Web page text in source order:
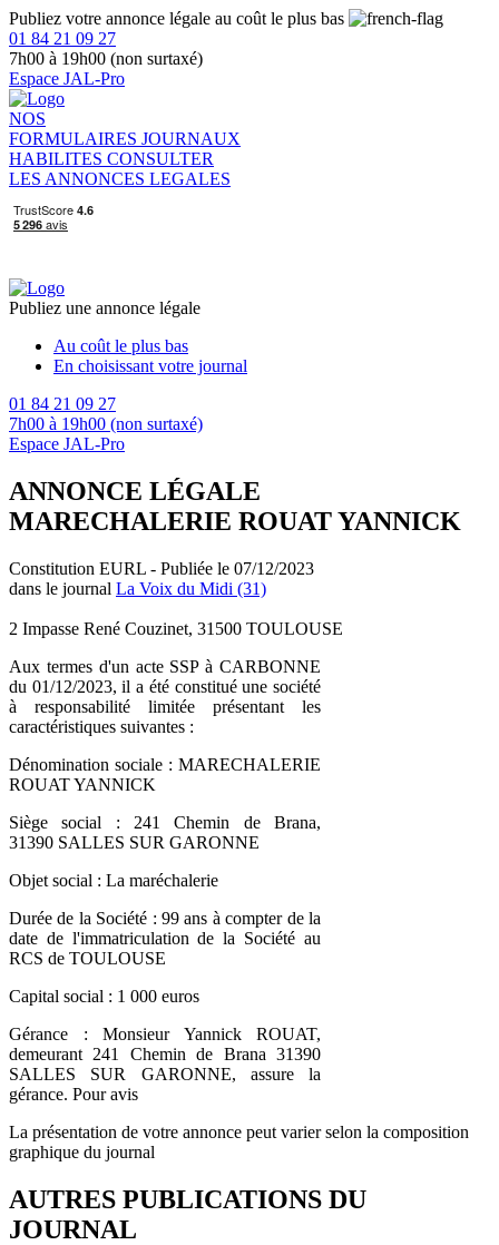
Publiez votre annonce légale au coût le plus bas
01 84 21 09 27
7h00 à 19h00 (non surtaxé)
Espace JAL-Pro
NOS
FORMULAIRES JOURNAUX
HABILITES CONSULTER
LES ANNONCES LEGALES
Publiez une annonce légale
Au coût le plus bas
En choisissant votre journal
01 84 21 09 27
7h00 à 19h00 (non surtaxé)
Espace JAL-Pro
ANNONCE LÉGALE
MARECHALERIE ROUAT YANNICK
Constitution EURL - Publiée le 07/12/2023
dans le journal La Voix du Midi (31)
2 Impasse René Couzinet, 31500 TOULOUSE
Aux termes d'un acte SSP à CARBONNE
du 01/12/2023, il a été constitué une société
à responsabilité limitée présentant les
caractéristiques suivantes :
Dénomination sociale : MARECHALERIE
ROUAT YANNICK
Siège social : 241 Chemin de Brana,
31390 SALLES SUR GARONNE
Objet social : La maréchalerie
Durée de la Société : 99 ans à compter de la
date de l'immatriculation de la Société au
RCS de TOULOUSE
Capital social : 1 000 euros
Gérance : Monsieur Yannick ROUAT,
demeurant 241 Chemin de Brana 31390
SALLES SUR GARONNE, assure la
gérance. Pour avis
La présentation de votre annonce peut varier selon la composition
graphique du journal
AUTRES PUBLICATIONS DU
JOURNAL